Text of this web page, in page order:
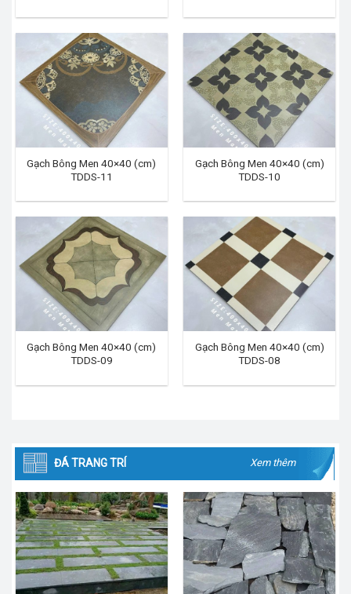
Gạch Bông Men 40×40 (cm)
TDDS-11
Gạch Bông Men 40×40 (cm)
TDDS-10
Gạch Bông Men 40×40 (cm)
TDDS-09
Gạch Bông Men 40×40 (cm)
TDDS-08
ĐÁ TRANG TRÍ Xem thêm